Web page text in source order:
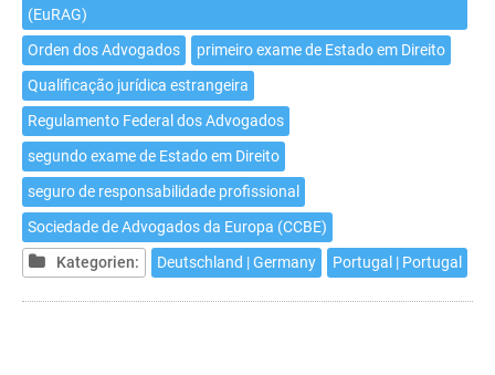
(EuRAG)
Orden dos Advogados
primeiro exame de Estado em Direito
Qualificação jurídica estrangeira
Regulamento Federal dos Advogados
segundo exame de Estado em Direito
seguro de responsabilidade profissional
Sociedade de Advogados da Europa (CCBE)
Kategorien:
Deutschland | Germany Portugal | Portugal